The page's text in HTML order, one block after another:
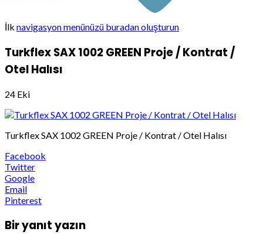
İlk navigasyon menünüzü buradan oluşturun
Turkflex SAX 1002 GREEN Proje / Kontrat /
Otel Halısı
24 Eki
Turkflex SAX 1002 GREEN Proje / Kontrat / Otel Halısı
Facebook
Twitter
Google
Email
Pinterest
Bir yanıt yazın